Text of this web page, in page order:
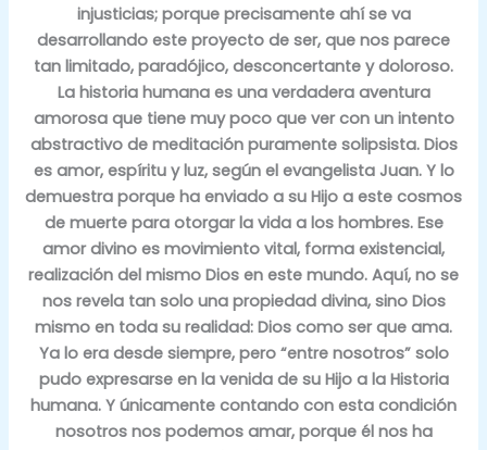
injusticias; porque precisamente ahí se va
desarrollando este proyecto de ser, que nos parece
tan limitado, paradójico, desconcertante y doloroso.
La historia humana es una verdadera aventura
amorosa que tiene muy poco que ver con un intento
abstractivo de meditación puramente solipsista. Dios
es amor, espíritu y luz, según el evangelista Juan. Y lo
demuestra porque ha enviado a su Hijo a este cosmos
de muerte para otorgar la vida a los hombres. Ese
amor divino es movimiento vital, forma existencial,
realización del mismo Dios en este mundo. Aquí, no se
nos revela tan solo una propiedad divina, sino Dios
mismo en toda su realidad: Dios como ser que ama.
Ya lo era desde siempre, pero “entre nosotros” solo
pudo expresarse en la venida de su Hijo a la Historia
humana. Y únicamente contando con esta condición
nosotros nos podemos amar, porque él nos ha